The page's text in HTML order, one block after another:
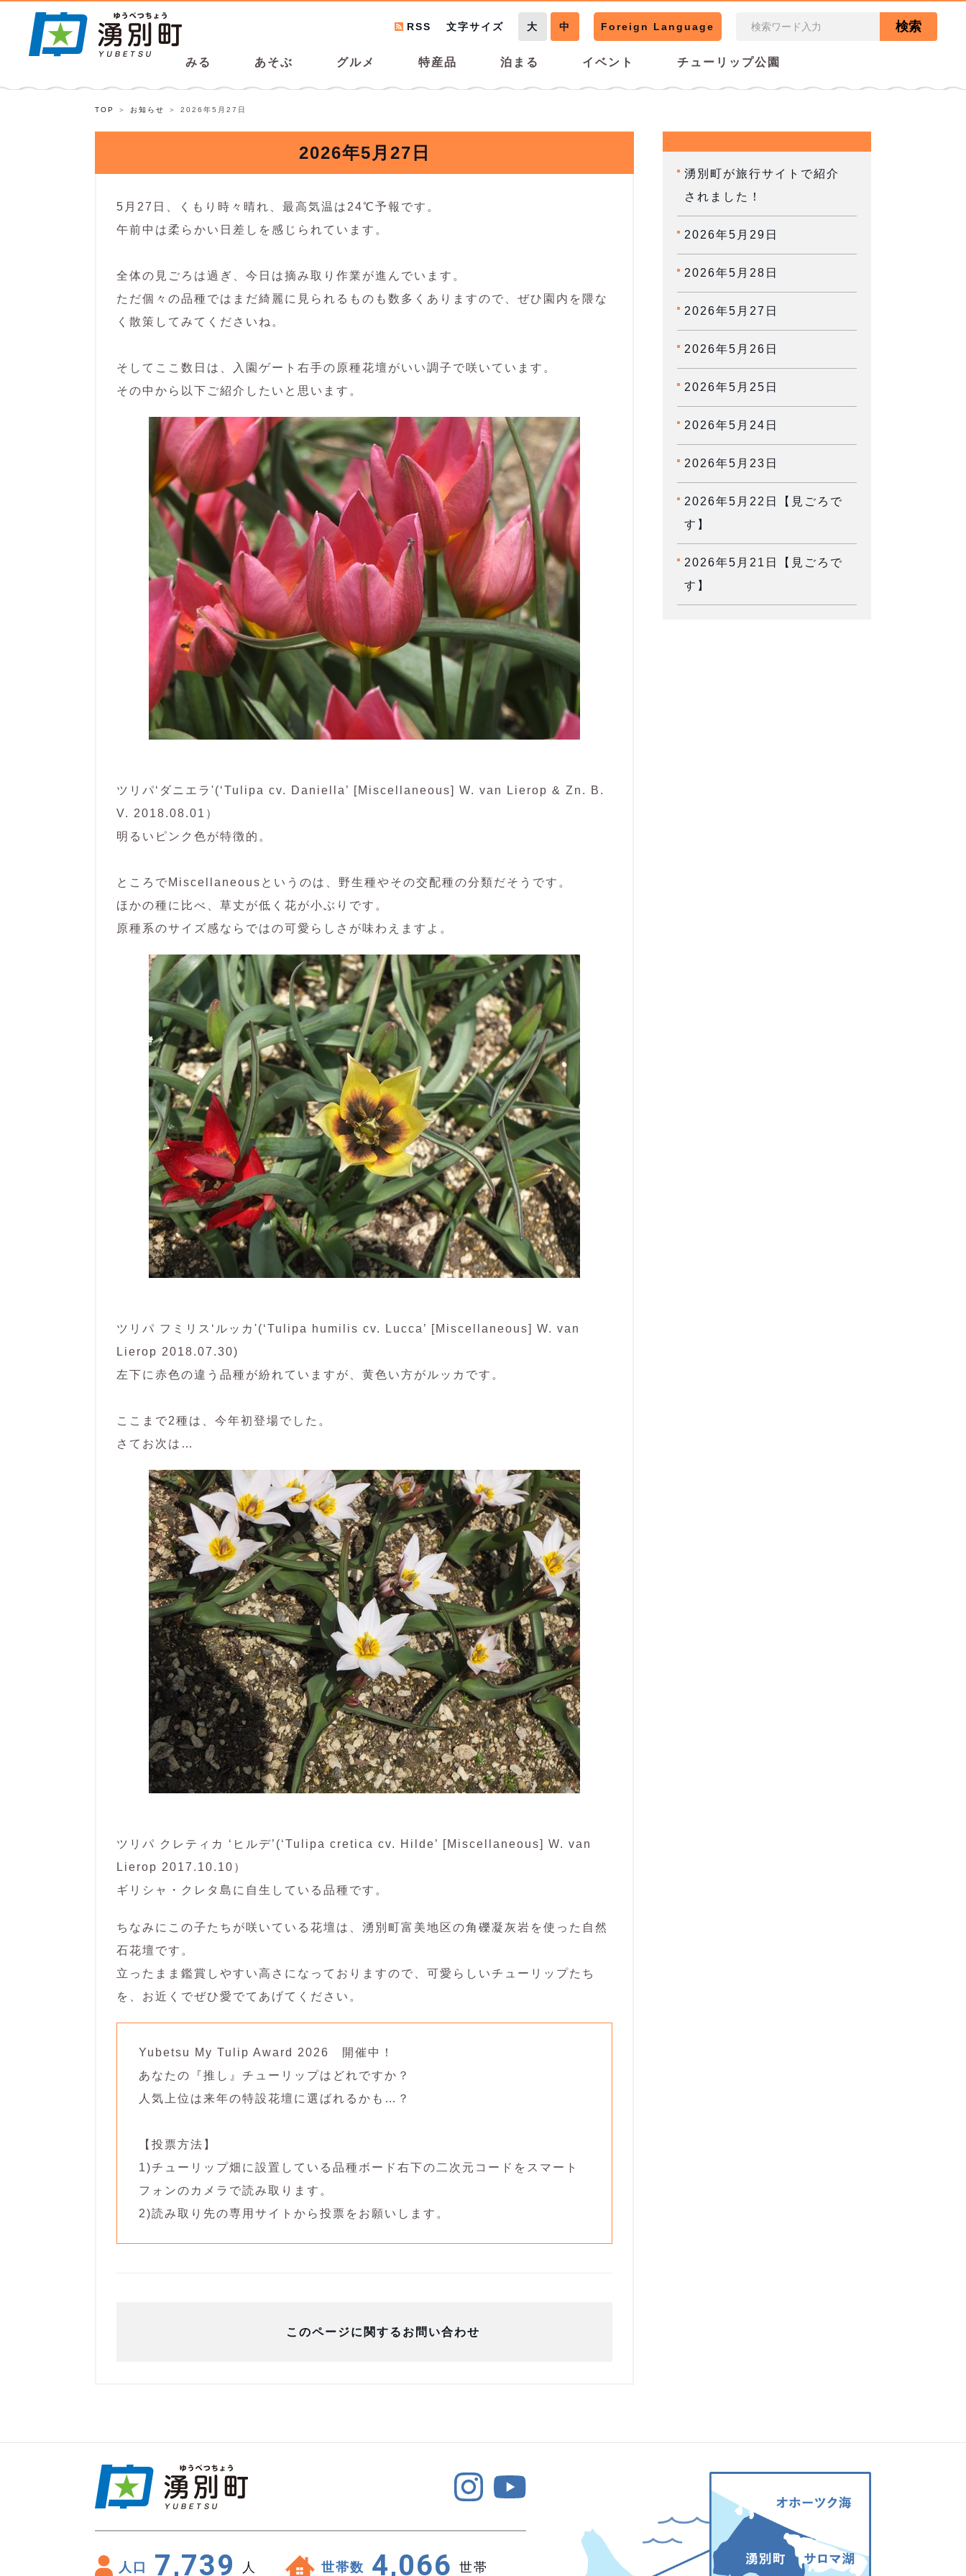
みる あそぶ グルメ 特産品 泊まる イベント チューリップ公園
RSS 文字サイズ 大 中 Foreign Language 検索
TOP お知らせ 2026年5月27日
2026年5月27日
5月27日、くもり時々晴れ、最高気温は24℃予報です。
午前中は柔らかい日差しを感じられています。
全体の見ごろは過ぎ、今日は摘み取り作業が進んでいます。
ただ個々の品種ではまだ綺麗に見られるものも数多くありますので、ぜひ園内を隈な
く散策してみてくださいね。
そしてここ数日は、入園ゲート右手の原種花壇がいい調子で咲いています。
その中から以下ご紹介したいと思います。
ツリパ‘ダニエラ'(‘Tulipa cv. Daniella’ [Miscellaneous] W. van Lierop & Zn. B.
V. 2018.08.01）
明るいピンク色が特徴的。
ところでMiscellaneousというのは、野生種やその交配種の分類だそうです。
ほかの種に比べ、草丈が低く花が小ぶりです。
原種系のサイズ感ならではの可愛らしさが味わえますよ。
ツリパ フミリス‘ルッカ'(‘Tulipa humilis cv. Lucca’ [Miscellaneous] W. van
Lierop 2018.07.30)
左下に赤色の違う品種が紛れていますが、黄色い方がルッカです。
ここまで2種は、今年初登場でした。
さてお次は…
ツリパ クレティカ ‘ヒルデ’(‘Tulipa cretica cv. Hilde’ [Miscellaneous] W. van
Lierop 2017.10.10）
ギリシャ・クレタ島に自生している品種です。
ちなみにこの子たちが咲いている花壇は、湧別町富美地区の角礫凝灰岩を使った自然
石花壇です。
立ったまま鑑賞しやすい高さになっておりますので、可愛らしいチューリップたち
を、お近くでぜひ愛でてあげてください。
Yubetsu My Tulip Award 2026 開催中！
あなたの『推し』チューリップはどれですか？
人気上位は来年の特設花壇に選ばれるかも…？
【投票方法】
1)チューリップ畑に設置している品種ボード右下の二次元コードをスマート
フォンのカメラで読み取ります。
2)読み取り先の専用サイトから投票をお願いします。
このページに関するお問い合わせ
湧別町が旅行サイトで紹介
されました！
2026年5月29日
2026年5月28日
2026年5月27日
2026年5月26日
2026年5月25日
2026年5月24日
2026年5月23日
2026年5月22日【見ごろで
す】
2026年5月21日【見ごろで
す】
人口 7,739 人 世帯数 4,066 世帯